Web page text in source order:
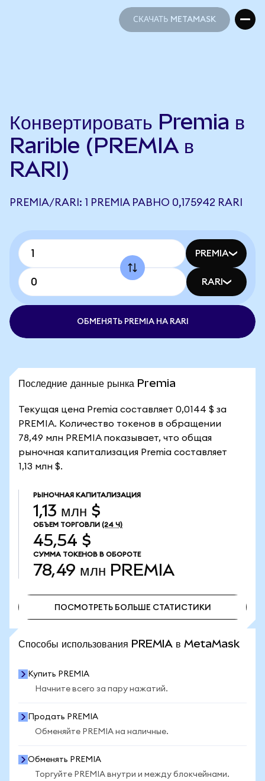
СКАЧАТЬ METAMASK
Конвертировать Premia в
Rarible (PREMIA в
RARI)
PREMIA/RARI: 1 PREMIA РАВНО 0,175942 RARI
PREMIA
RARI
ОБМЕНЯТЬ PREMIA НА RARI
Последние данные рынка Premia
Текущая цена Premia составляет 0,0144 $ за
PREMIA. Количество токенов в обращении
78,49 млн PREMIA показывает, что общая
рыночная капитализация Premia составляет
1,13 млн $.
РЫНОЧНАЯ КАПИТАЛИЗАЦИЯ
1,13 млн $
ОБЪЕМ ТОРГОВЛИ (24 Ч)
45,54 $
СУММА ТОКЕНОВ В ОБОРОТЕ
78,49 млн PREMIA
ПОСМОТРЕТЬ БОЛЬШЕ СТАТИСТИКИ
Способы использования PREMIA в MetaMask
Купить PREMIA
Начните всего за пару нажатий.
Продать PREMIA
Обменяйте PREMIA на наличные.
Обменять PREMIA
Торгуйте PREMIA внутри и между блокчейнами.